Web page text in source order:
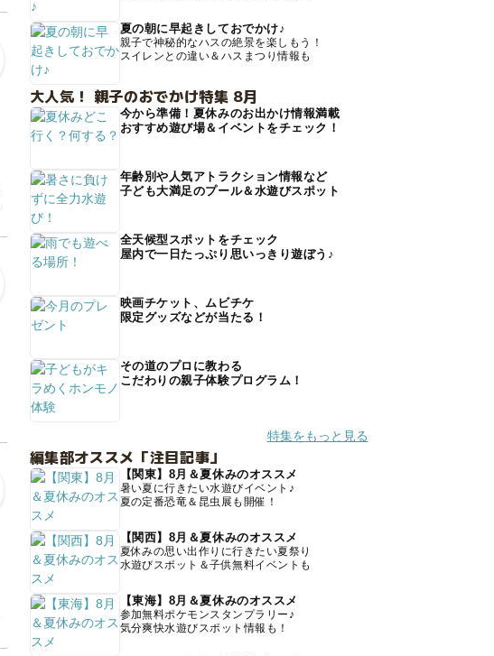
夏の朝に早起きしておでかけ♪
親子で神秘的なハスの絶景を楽しもう！
スイレンとの違い＆ハスまつり情報も
大人気！ 親子のおでかけ特集 8月
今から準備！夏休みのお出かけ情報満載
おすすめ遊び場＆イベントをチェック！
年齢別や人気アトラクション情報など
子ども大満足のプール＆水遊びスポット
全天候型スポットをチェック
屋内で一日たっぷり思いっきり遊ぼう♪
映画チケット、ムビチケ
限定グッズなどが当たる！
その道のプロに教わる
こだわりの親子体験プログラム！
特集をもっと見る
編集部オススメ「注目記事」
【関東】8月＆夏休みのオススメ
暑い夏に行きたい水遊びイベント♪
夏の定番恐竜＆昆虫展も開催！
【関西】8月＆夏休みのオススメ
夏休みの思い出作りに行きたい夏祭り
水遊びスポット＆子供無料イベントも
【東海】8月＆夏休みのオススメ
参加無料ポケモンスタンプラリー♪
気分爽快水遊びスポット情報も！